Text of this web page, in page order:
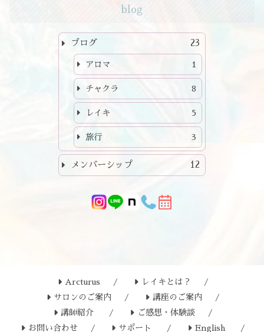
blog
ブログ 23
アロマ 1
チャクラ 8
レイキ 5
旅行 3
メンバーシップ 12
Arcturus
レイキとは？
サロンのご案内
講座のご案内
講師紹介
ご感想・体験談
お問い合わせ
サポート English